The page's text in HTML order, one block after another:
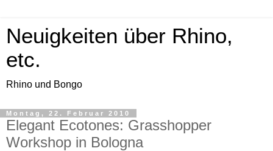
Neuigkeiten über Rhino,
etc.
Rhino und Bongo
Montag, 22. Februar 2010
Elegant Ecotones: Grasshopper
Workshop in Bologna